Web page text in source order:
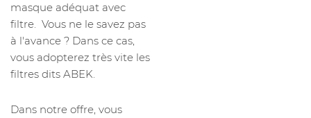
masque adéquat avec
filtre. Vous ne le savez pas
à l'avance ? Dans ce cas,
vous adopterez très vite les
filtres dits ABEK.
Dans notre offre, vous